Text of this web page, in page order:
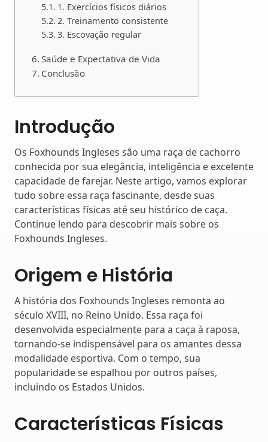
1. Exercícios físicos diários
2. Treinamento consistente
3. Escovação regular
Saúde e Expectativa de Vida
Conclusão
Introdução
Os Foxhounds Ingleses são uma raça de cachorro
conhecida por sua elegância, inteligência e excelente
capacidade de farejar. Neste artigo, vamos explorar
tudo sobre essa raça fascinante, desde suas
características físicas até seu histórico de caça.
Continue lendo para descobrir mais sobre os
Foxhounds Ingleses.
Origem e História
A história dos Foxhounds Ingleses remonta ao
século XVIII, no Reino Unido. Essa raça foi
desenvolvida especialmente para a caça à raposa,
tornando-se indispensável para os amantes dessa
modalidade esportiva. Com o tempo, sua
popularidade se espalhou por outros países,
incluindo os Estados Unidos.
Características Físicas